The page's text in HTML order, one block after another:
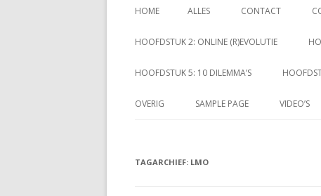
HOME ALLES CONTACT
HOOFDSTUK 2: ONLINE (R)EVOLUTIE
HOOFDSTUK 5: 10 DILEMMA’S
OVERIG SAMPLE PAGE VIDEO’S
TAGARCHIEF: LMO